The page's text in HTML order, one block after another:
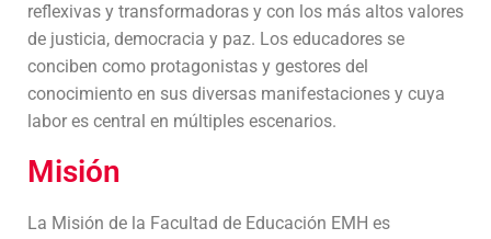
reflexivas y transformadoras y con los más altos valores
de justicia, democracia y paz. Los educadores se
conciben como protagonistas y gestores del
conocimiento en sus diversas manifestaciones y cuya
labor es central en múltiples escenarios.
Misión
La Misión de la Facultad de Educación EMH es